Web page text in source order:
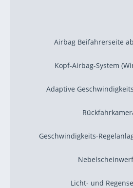
Airbag Beifahrerseite
Kopf-Airbag-System
Adaptive
Geschwindigkeits-
Licht- und